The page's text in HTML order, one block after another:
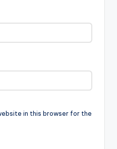
in this browser for the